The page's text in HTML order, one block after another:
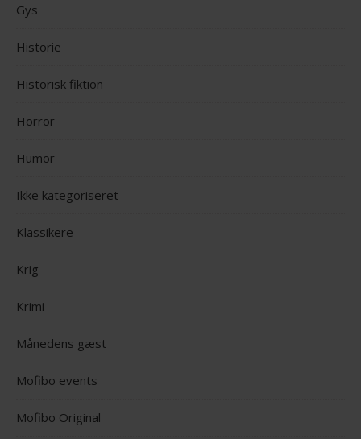
Gys
Historie
Historisk fiktion
Horror
Humor
Ikke kategoriseret
Klassikere
Krig
Krimi
Månedens gæst
Mofibo events
Mofibo Original